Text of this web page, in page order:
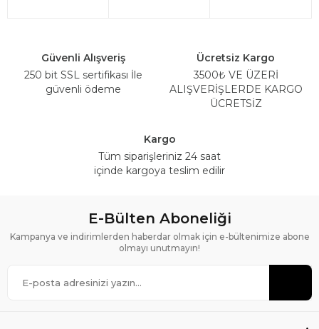
Güvenli Alışveriş
250 bit SSL sertifikası İle
güvenli ödeme
Ücretsiz Kargo
3500₺ VE ÜZERİ
ALIŞVERİŞLERDE KARGO
ÜCRETSİZ
Kargo
Tüm siparişleriniz 24 saat
içinde kargoya teslim edilir
E-Bülten Aboneliği
Kampanya ve indirimlerden haberdar olmak için e-bültenimize abone
olmayı unutmayın!